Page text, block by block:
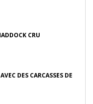
CRU
DES CARCASSES DE